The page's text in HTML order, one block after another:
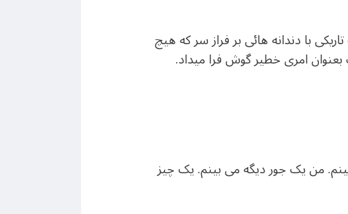
با دندانه هائی بر فراز سر که هیچ
امری خطیر گوش فرا میداد.
من یک جور دیگه می بینم. یک چیز